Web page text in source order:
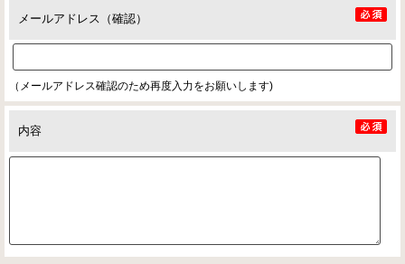
メールアドレス（確認）
（メールアドレス確認のため再度入力をお願いします)
内容